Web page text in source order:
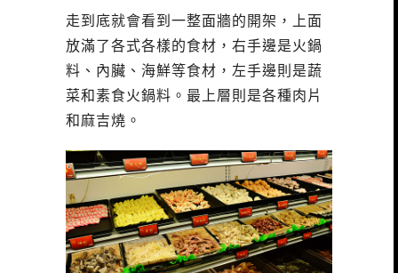
走到底就會看到一整面牆的開架，上面
放滿了各式各樣的食材，右手邊是火鍋
料、內臟、海鮮等食材，左手邊則是蔬
菜和素食火鍋料。最上層則是各種肉片
和麻吉燒。